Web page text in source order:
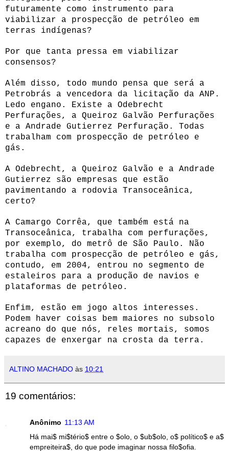
futuramente como instrumento para
viabilizar a prospecção de petróleo em
terras indígenas?
Por que tanta pressa em viabilizar
consensos?
Além disso, todo mundo pensa que será a
Petrobrás a vencedora da licitação da ANP.
Ledo engano. Existe a Odebrecht
Perfurações, a Queiroz Galvão Perfurações
e a Andrade Gutierrez Perfuração. Todas
trabalham com prospecção de petróleo e
gás.
A Odebrecht, a Queiroz Galvão e a Andrade
Gutierrez são empresas que estão
pavimentando a rodovia Transoceânica,
certo?
A Camargo Corrêa, que também está na
Transoceânica, trabalha com perfurações,
por exemplo, do metrô de São Paulo. Não
trabalha com prospecção de petróleo e gás,
contudo, em 2004, entrou no segmento de
estaleiros para a produção de navios e
plataformas de petróleo.
Enfim, estão em jogo altos interesses.
Podem haver coisas bem maiores no subsolo
acreano do que nós, reles mortais, somos
capazes de enxergar na crosta da terra.
ALTINO MACHADO às 10:21
19 comentários:
Anônimo 11:13 AM
Há mai$ mi$tério$ entre o $olo, o $ub$olo, o$ político$ e a$
empreiteira$, do que pode imaginar nossa filo$ofia.